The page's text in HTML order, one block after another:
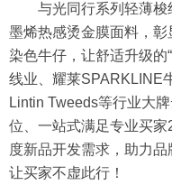
与光同行系列轻薄梭
墨烯热感烫金膜面料，彰
染色牛仔，让舒适升级
线业、耀莱SPARKLINE
Lintin Tweeds等行业大
位、一站式满足专业买
度新品开发需求，助力品
让买家不虚此行！